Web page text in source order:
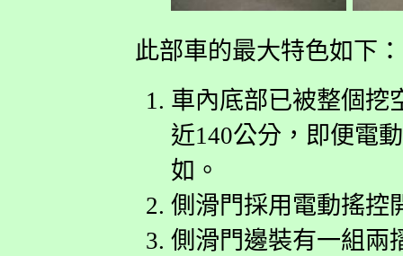
此部車的最大特色如下：
車內底部已被整個挖
近140公分，即便電
如。
側滑門採用電動搖控
側滑門邊裝有一組兩